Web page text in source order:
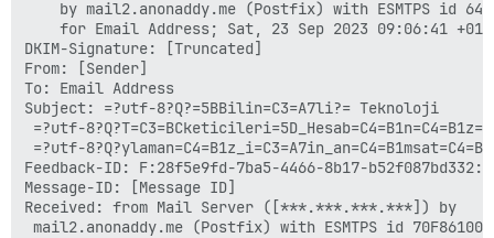
DKIM-Signature: [Truncated]
From: [Sender]
To: Email Address
Subject: =?utf-8?Q?=5BBilin=C3=A7li?= Teknoloji
=?utf-
=?utf-
Feedback-ID: F:28f5e9fd-7ba5-4466-8b17-
Message-ID: [Message ID]
Received: from Mail Server ([***.***.***.***]) by
mail2.anonaddy.me (Postfix) with ESMTPS id